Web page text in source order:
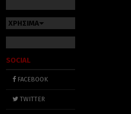
ΧΡΗΣΙΜΑ
SOCIAL
FACEBOOK
TWITTER